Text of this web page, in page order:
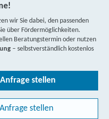
wir Sie dabei, den passenden
über Fördermöglichkeiten.
Beratungstermin oder nutzen
– selbstverständlich kostenlos
stellen
stellen